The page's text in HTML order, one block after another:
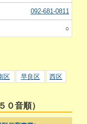
092-681-0811
○
区 早良区 西区
０音順）